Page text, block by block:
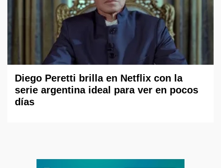
Diego Peretti brilla en Netflix con la
serie argentina ideal para ver en pocos
días